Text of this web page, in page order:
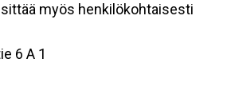
myös henkilökohtaisesti
6 A 1